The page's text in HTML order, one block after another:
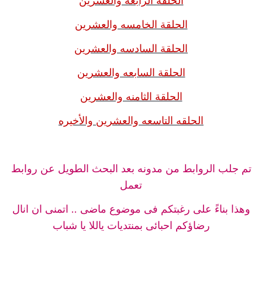
الحلقة الخامسه والعشرين
الحلقة السادسه والعشرين
الحلقة السابعه والعشرين
الحلقة الثامنه والعشرين
الحلقه التاسعه والعشرين والأخيره
تم جلب الروابط من مدونه بعد البحث الطويل عن روابط
تعمل
وهذا بناءً على رغبتكم فى موضوع ماضى .. اتمنى ان انال
رضاؤكم احبائى بمنتديات ياللا يا شباب